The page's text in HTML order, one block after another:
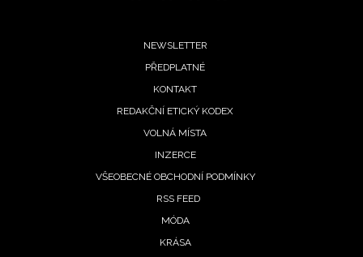
NEWSLETTER
PŘEDPLATNÉ
KONTAKT
REDAKČNÍ ETICKÝ KODEX
VOLNÁ MÍSTA
INZERCE
VŠEOBECNÉ OBCHODNÍ PODMÍNKY
RSS FEED
MÓDA
KRÁSA